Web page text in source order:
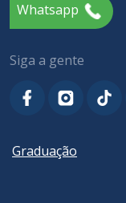
Whatsapp
Siga a gente
Graduação